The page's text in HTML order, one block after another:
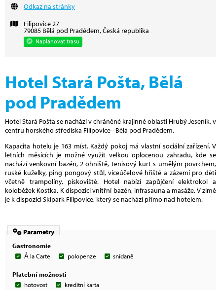
Odkaz na stránky
Filipovice 27
79085 Bělá pod Pradědem, Česká republika
Naplánovat trasu
Hotel Stará Pošta, Bělá
pod Pradědem
Hotel Stará Pošta se nachází v chráněné krajinné oblasti Hrubý Jeseník, v
centru horského střediska Filipovice - Bělá pod Pradědem.
Kapacita hotelu je 163 míst. Každý pokoj má vlastní sociální zařízení. V
letních měsících je možné využít velkou oplocenou zahradu, kde se
nachází venkovní bazén, 2 ohniště, tenisový kurt s umělým povrchem,
ruské kuželky, ping pongový stůl, víceúčelové hřiště a zázemí pro děti
včetně trampolíny, pískoviště. Hotel nabízí zapůjčení elektrokol a
koloběžek Kostka. K dispozici vnitřní bazén, infrasauna a masáže. V zimě
je k dispozici Skipark Filipovice, který se nachází přímo nad hotelem.
Parametry
Gastronomie
À la Carte
polopenze snídaně
Platební možnosti
hotovost
kreditní karta